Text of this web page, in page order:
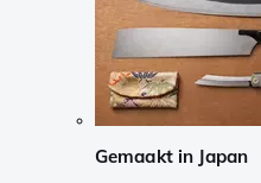
Gemaakt in Japan